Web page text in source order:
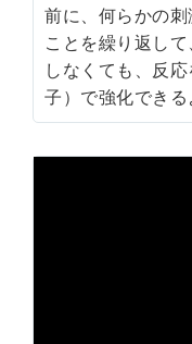
前に、何らかの
ことを繰り返し
しなくても、反
子）で強化できる